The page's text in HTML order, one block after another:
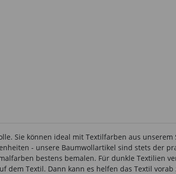
Sie können ideal mit Textilfarben aus
- unsere Baumwollartikel sind stets der
bestens bemalen. Für dunkle Textilien
Textil. Dann kann es helfen das Textil